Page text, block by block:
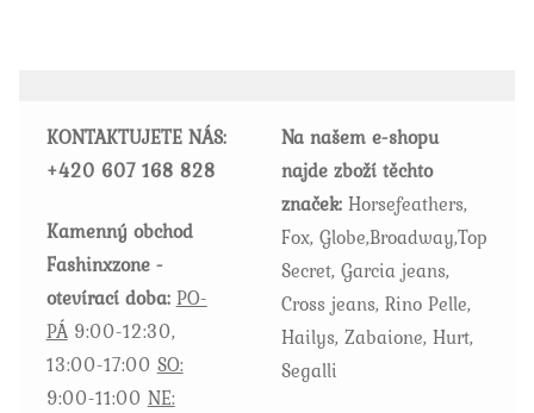
na
stránce
produktu
KONTAKTUJETE NÁS:
+420 607 168 828
Kamenný obchod
Fashinxzone -
otevírací doba: PO-
PÁ9:00-12:30,
13:00-17:00 SO:
9:00-11:00 NE:
Na našem e-shopu
najde zboží těchto
značek: Horsefeathers,
Fox, Globe,Broadway,Top
Secret, Garcia jeans,
Cross jeans, Rino Pelle,
Hailys, Zabaione, Hurt,
Segalli